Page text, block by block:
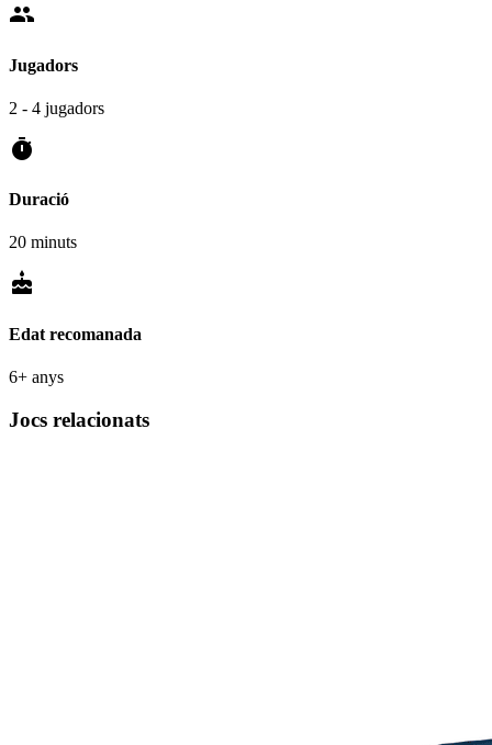
people
Jugadors
2 - 4 jugadors
timer
Duració
20 minuts
cake
Edat recomanada
6+ anys
Jocs relacionats